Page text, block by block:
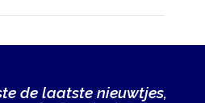
de laatste nieuwtjes,